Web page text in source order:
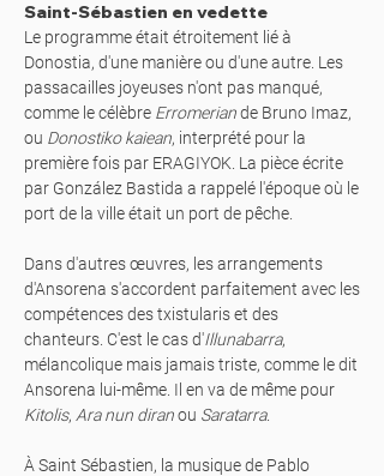
Saint-Sébastien en vedette
Le programme était étroitement lié à
Donostia, d'une manière ou d'une autre. Les
passacailles joyeuses n'ont pas manqué,
comme le célèbre Erromeriande Bruno Imaz,
ou Donostiko kaiean, interprété pour la
première fois par ERAGIYOK. La pièce écrite
par González Bastida a rappelé l'époque où le
port de la ville était un port de pêche.
Dans d'autres œuvres, les arrangements
d'Ansorena s'accordent parfaitement avec les
compétences des txistularis et des
chanteurs. C'est le cas d'Illunabarra,
mélancolique mais jamais triste, comme le dit
Ansorena lui-même. Il en va de même pour
Kitolis, Ara nun diranou Saratarra.
À Saint Sébastien, la musique de Pablo